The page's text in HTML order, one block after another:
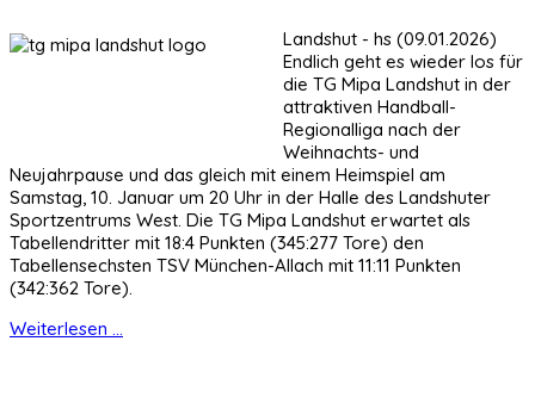
Landshut - hs (09.01.2026)
Endlich geht es wieder los für
die TG Mipa Landshut in der
attraktiven Handball-
Regionalliga nach der
Weihnachts- und
Neujahrpause und das gleich mit einem Heimspiel am
Samstag, 10. Januar um 20 Uhr in der Halle des Landshuter
Sportzentrums West. Die TG Mipa Landshut erwartet als
Tabellendritter mit 18:4 Punkten (345:277 Tore) den
Tabellensechsten TSV München-Allach mit 11:11 Punkten
(342:362 Tore).
Weiterlesen ...